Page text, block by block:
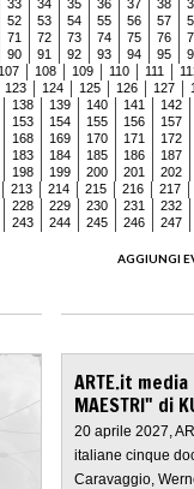
33 34 35 36 37 38
52 53 54 55 56 57
71 72 73 74 75 76
90 91 92 93 94 95
107 108 109 110 111
123 124 125 126 127
138 139 140 141
142
153 154 155 156
157
168 169 170 171
172
183 184 185 186
187
198 199 200 201
202
213 214 215 216
217
228 229 230 231
232
243 244 245 246
247
AGGIUNGI
ARTE.it
MAESTRI" di
20 aprile 2027,
italiane cinque
Caravaggio,